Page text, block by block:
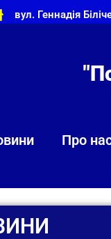
вул. Геннадія
Про